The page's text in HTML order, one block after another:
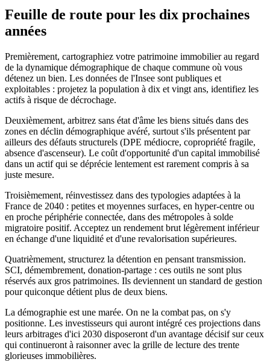
Feuille de route pour les dix prochaines
années
Premièrement, cartographiez votre patrimoine immobilier au regard
de la dynamique démographique de chaque commune où vous
détenez un bien. Les données de l'Insee sont publiques et
exploitables : projetez la population à dix et vingt ans, identifiez les
actifs à risque de décrochage.
Deuxièmement, arbitrez sans état d'âme les biens situés dans des
zones en déclin démographique avéré, surtout s'ils présentent par
ailleurs des défauts structurels (DPE médiocre, copropriété fragile,
absence d'ascenseur). Le coût d'opportunité d'un capital immobilisé
dans un actif qui se déprécie lentement est rarement compris à sa
juste mesure.
Troisièmement, réinvestissez dans des typologies adaptées à la
France de 2040 : petites et moyennes surfaces, en hyper-centre ou
en proche périphérie connectée, dans des métropoles à solde
migratoire positif. Acceptez un rendement brut légèrement inférieur
en échange d'une liquidité et d'une revalorisation supérieures.
Quatrièmement, structurez la détention en pensant transmission.
SCI, démembrement, donation-partage : ces outils ne sont plus
réservés aux gros patrimoines. Ils deviennent un standard de gestion
pour quiconque détient plus de deux biens.
La démographie est une marée. On ne la combat pas, on s'y
positionne. Les investisseurs qui auront intégré ces projections dans
leurs arbitrages d'ici 2030 disposeront d'un avantage décisif sur ceux
qui continueront à raisonner avec la grille de lecture des trente
glorieuses immobilières.